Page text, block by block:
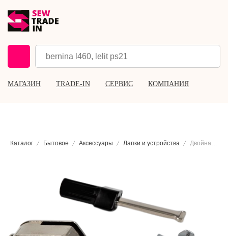
МАГАЗИН TRADE-IN СЕРВИС КОМПАНИЯ
Каталог Бытовое Аксессуары Лапки и устройства